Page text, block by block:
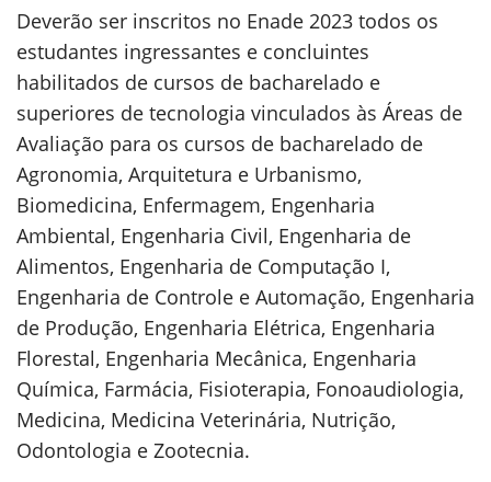
Deverão ser inscritos no Enade 2023 todos os
estudantes ingressantes e concluintes
habilitados de cursos de bacharelado e
superiores de tecnologia vinculados às Áreas de
Avaliação para os cursos de bacharelado de
Agronomia, Arquitetura e Urbanismo,
Biomedicina, Enfermagem, Engenharia
Ambiental, Engenharia Civil, Engenharia de
Alimentos, Engenharia de Computação I,
Engenharia de Controle e Automação, Engenharia
de Produção, Engenharia Elétrica, Engenharia
Florestal, Engenharia Mecânica, Engenharia
Química, Farmácia, Fisioterapia, Fonoaudiologia,
Medicina, Medicina Veterinária, Nutrição,
Odontologia e Zootecnia.